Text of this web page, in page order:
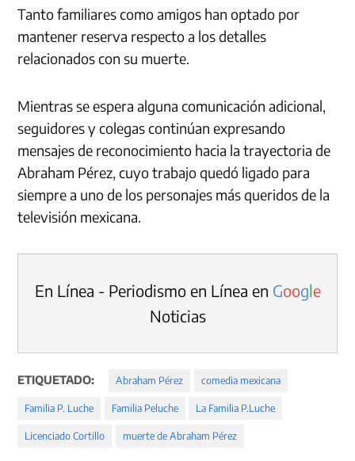
Tanto familiares como amigos han optado por
mantener reserva respecto a los detalles
relacionados con su muerte.
Mientras se espera alguna comunicación adicional,
seguidores y colegas continúan expresando
mensajes de reconocimiento hacia la trayectoria de
Abraham Pérez, cuyo trabajo quedó ligado para
siempre a uno de los personajes más queridos de la
televisión mexicana.
En Línea - Periodismo en Línea en Google
Noticias
ETIQUETADO: Abraham Pérez comedia mexicana
Familia P. Luche Familia Peluche La Familia P.Luche
Licenciado Cortillo muerte de Abraham Pérez